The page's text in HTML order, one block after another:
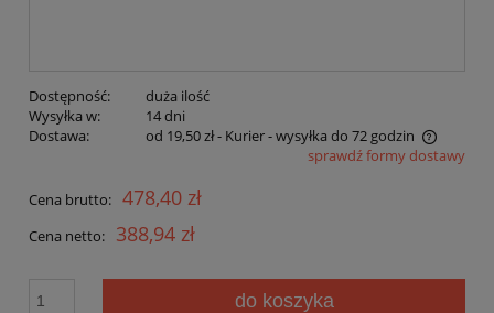
Dostępność:
duża ilość
Wysyłka w:
14 dni
Dostawa:
od 19,50 zł- Kurier - wysyłka do 72 godzin
Cena nie zawiera ewentualnych kosztów płatnościsprawdź formy dostawy
Cena brutto: 478,40 zł
Cena netto: 388,94 zł
do koszyka